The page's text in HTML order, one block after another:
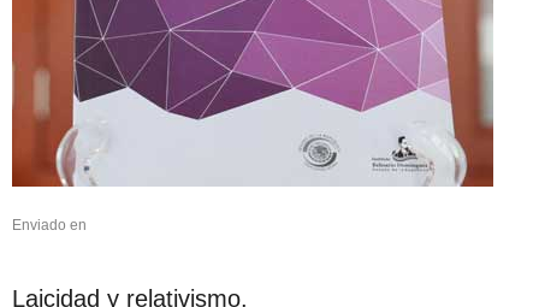
Enviado en
Laicidad y relativismo.